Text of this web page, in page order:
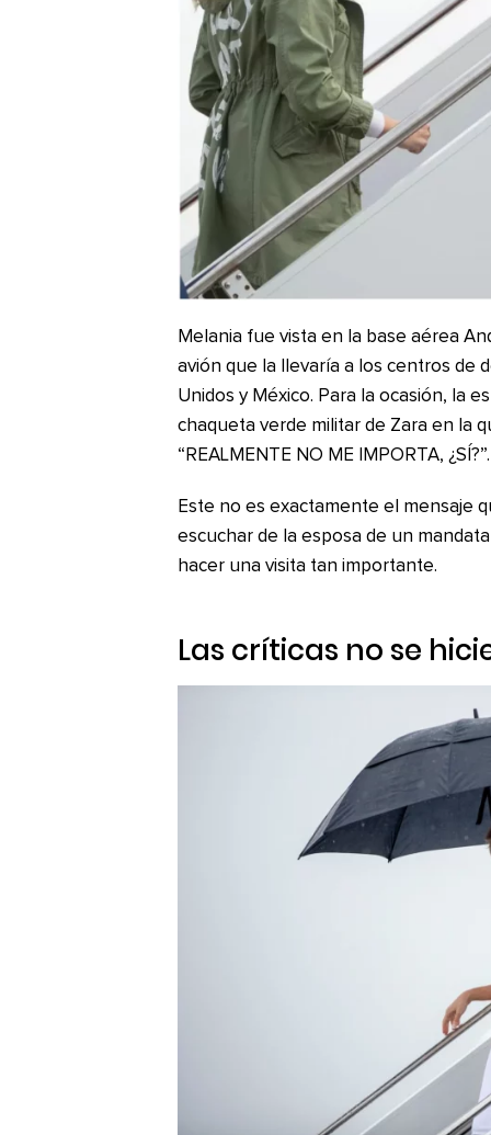
Melania fue vista en la base aérea
avión que la llevaría a los centros de
Unidos y México. Para la ocasión, la
chaqueta verde militar de Zara en la
“REALMENTE NO ME IMPORTA, ¿SÍ?”.
Este no es exactamente el mensaje
escuchar de la esposa de un
hacer una visita tan importante.
Las críticas no se